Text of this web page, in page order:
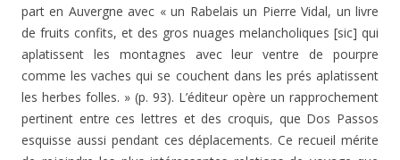
part en Auvergne avec « un Rabelais un Pierre Vidal, un livre
de fruits confits, et des gros nuages melancholiques [sic] qui
aplatissent les montagnes avec leur ventre de pourpre
comme les vaches qui se couchent dans les prés aplatissent
les herbes folles. » (p. 93). L’éditeur opère un rapprochement
pertinent entre ces lettres et des croquis, que Dos Passos
esquisse aussi pendant ces déplacements. Ce recueil mérite